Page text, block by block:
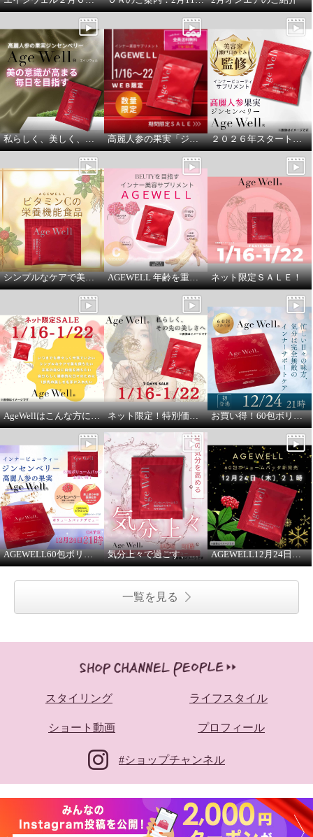
私らしく、美しく、これからも。 高麗人参の果実「ジンセンベリー」 ２０２６年スタート！これからを心地よく過ごすために
シンプルなケアで美しさを保ちたい方にオススメ AGEWELL 年齢を重ねた今だから、素材で選ぶ ネット限定ＳＡＬＥ！
AgeWellはこんな方にオススメ ネット限定！特別価格での販売です お買い得！60包ボリュームパック
AGEWELL60包ボリュームパック 12月24日21時よりご紹介 気分上々で過ごす、大人の美容習慣 AGEWELL12月24日２１時より
一覧を見る
スタイリング ライフスタイル
ショート動画 プロフィール
#ショップチャンネル